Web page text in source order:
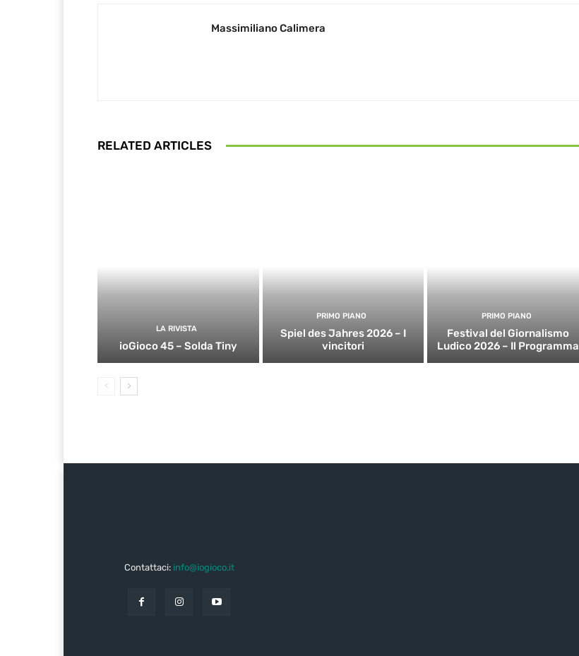
Massimiliano Calimera
RELATED ARTICLES
LA RIVISTA
ioGioco 45 – Solda Tiny
PRIMO PIANO
Spiel des Jahres 2026 – I
vincitori
PRIMO PIANO
Festival del Giornalismo
Ludico 2026 – Il Programma
Contattaci: info@iogioco.it